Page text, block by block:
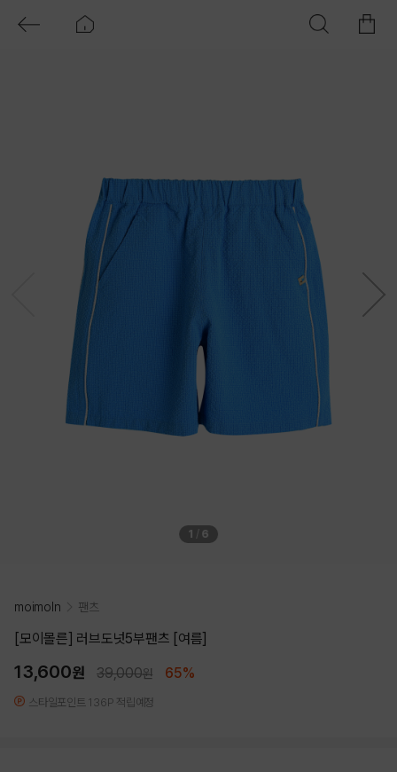
1 / 6
moimoln 팬츠
[모이몰른] 러브도넛5부팬츠 [여름]
13,600원 39,000원 65%
스타일포인트 136P 적립예정